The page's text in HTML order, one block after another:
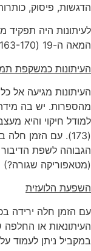
הדגשות, פיסוק, כותרות
לעיתונות היה
המאה ה-19 (163-170).
העיתונות כמשקפת
העיתונות מגיעה אל
מהספרות. יש בה
למודל חיקוי והיא
(173). עם הזמן
הגבוהה לשפת
(מטאפוריקה שגורה?)
השפעת הלועזית
עם הזמן חלה ירידה
העיתונאות או החלפה
במקביל ניתן לעמוד